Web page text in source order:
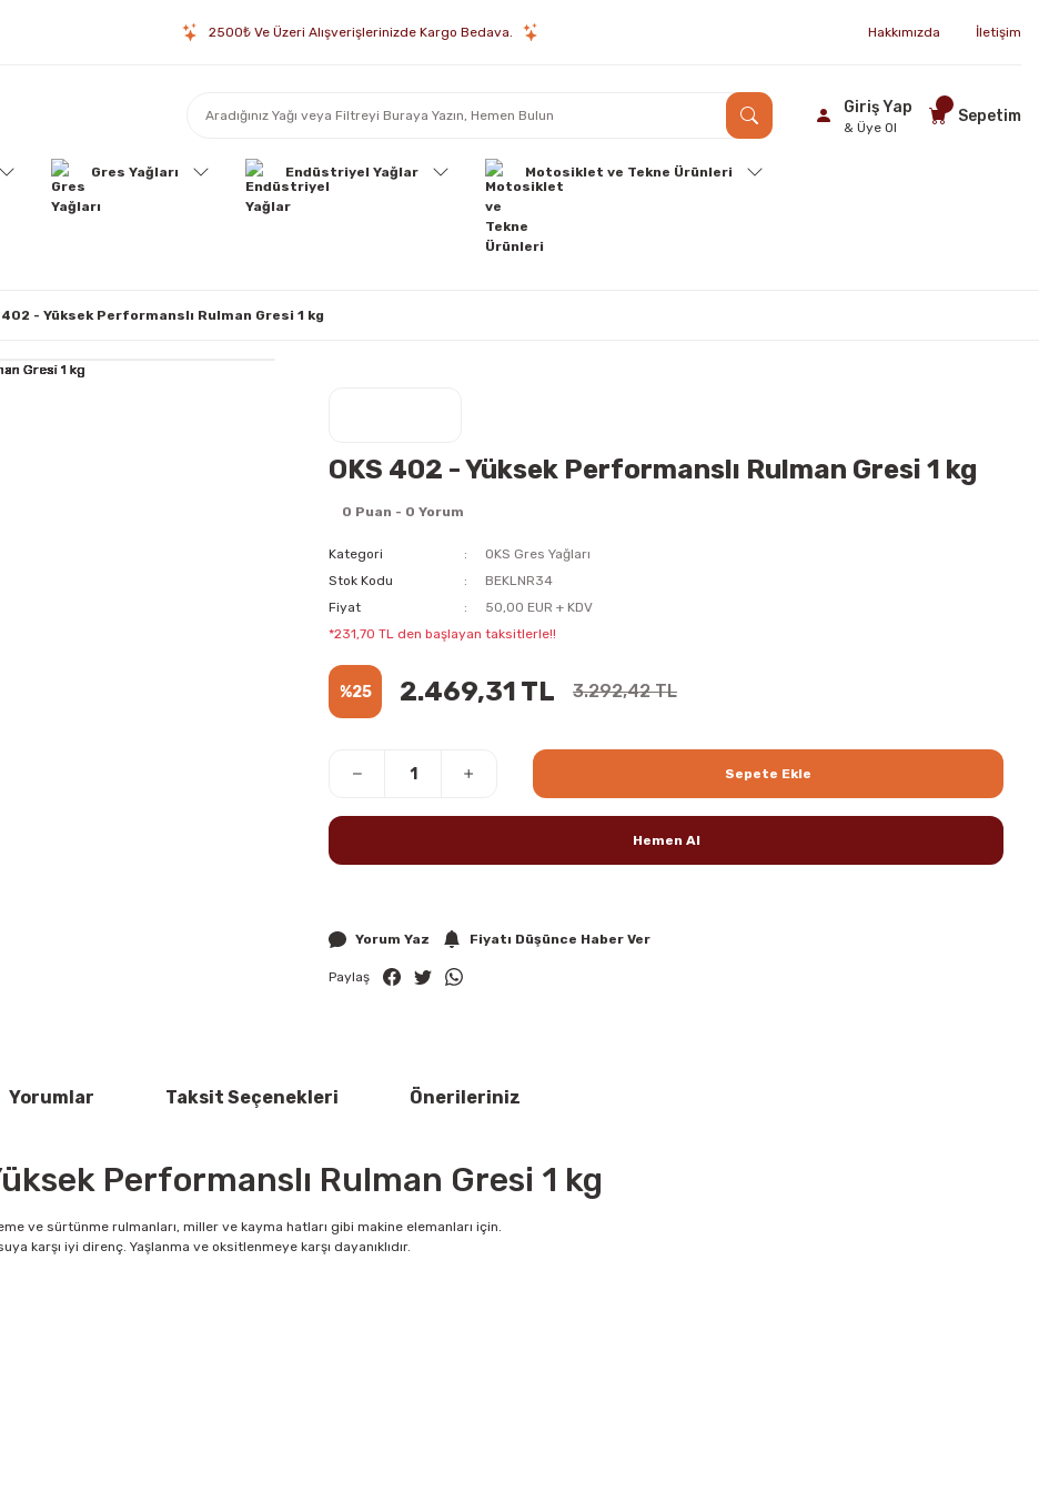
2500₺ Ve Üzeri Alışverişlerinizde Kargo Bedava. Hakkımızda İletişim
Giriş Yap
& Üye Ol
Sepetim
Gres Yağları Endüstriyel Yağlar Motosiklet ve Tekne Ürünleri
402 - Yüksek Performanslı Rulman Gresi 1 kg
OKS 402 - Yüksek Performanslı Rulman Gresi 1 kg
0 Puan - 0 Yorum
Kategori
OKS Gres Yağları
Stok Kodu
BEKLNR34
Fiyat
50,00 EUR + KDV
*231,70 TL den başlayan taksitlerle!!
%25 2.469,31 TL 3.292,42 TL
Sepete Ekle
Hemen Al
Yorum Yaz Fiyatı Düşünce Haber Ver
Paylaş
Yorumlar Taksit Seçenekleri Önerileriniz
Performanslı Rulman Gresi 1 kg
ve sürtünme rulmanları, miller ve kayma hatları gibi makine elemanları için.
karşı iyi direnç. Yaşlanma ve oksitlenmeye karşı dayanıklıdır.